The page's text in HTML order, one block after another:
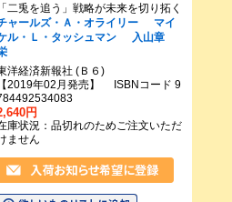
「二兎を追う」戦略が未来を切り拓く
ャールズ・Ａ・オライリー
マイ
ル・Ｌ・タッシュマン
入山章
洋経済新報社 (Ｂ６)
【2019年02月発売】 ISBNコード 9
円
庫状況：品切れのためご注文いただ
ません